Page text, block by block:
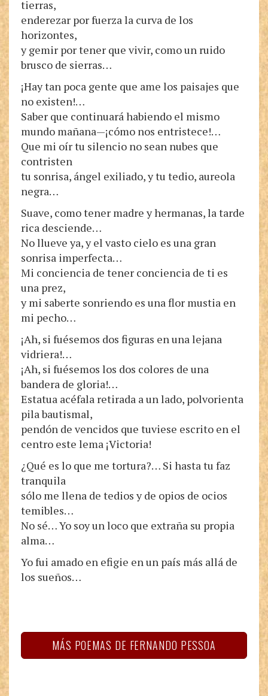
tierras,
enderezar por fuerza la curva de los
horizontes,
y gemir por tener que vivir, como un ruido
brusco de sierras…
¡Hay tan poca gente que ame los paisajes que
no existen!…
Saber que continuará habiendo el mismo
mundo mañana—¡cómo nos entristece!…
Que mi oír tu silencio no sean nubes que
contristen
tu sonrisa, ángel exiliado, y tu tedio, aureola
negra…
Suave, como tener madre y hermanas, la tarde
rica desciende…
No llueve ya, y el vasto cielo es una gran
sonrisa imperfecta…
Mi conciencia de tener conciencia de ti es
una prez,
y mi saberte sonriendo es una flor mustia en
mi pecho…
¡Ah, si fuésemos dos figuras en una lejana
vidriera!…
¡Ah, si fuésemos los dos colores de una
bandera de gloria!…
Estatua acéfala retirada a un lado, polvorienta
pila bautismal,
pendón de vencidos que tuviese escrito en el
centro este lema ¡Victoria!
¿Qué es lo que me tortura?… Si hasta tu faz
tranquila
sólo me llena de tedios y de opios de ocios
temibles…
No sé… Yo soy un loco que extraña su propia
alma…
Yo fui amado en efigie en un país más allá de
los sueños…
MÁS POEMAS DE FERNANDO PESSOA